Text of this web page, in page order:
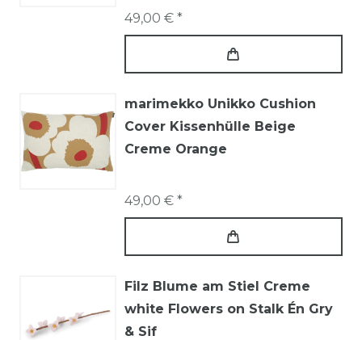
49,00 € *
marimekko Unikko Cushion
Cover Kissenhülle Beige
Creme Orange
49,00 € *
Filz Blume am Stiel Creme
white Flowers on Stalk Én Gry
& Sif